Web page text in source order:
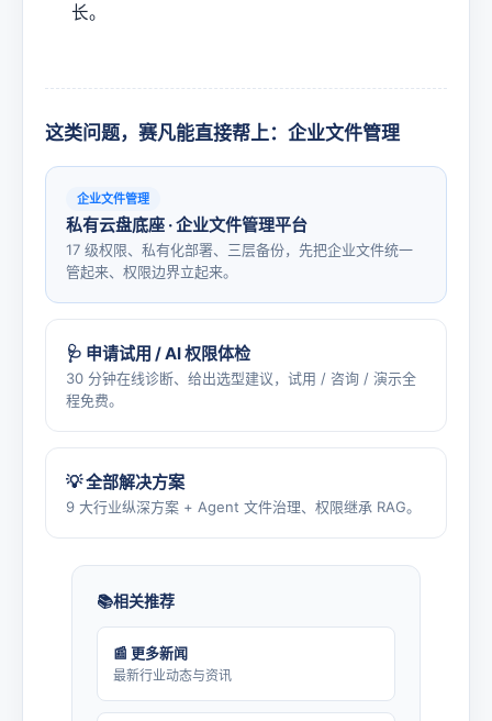
长。
这类问题，赛凡能直接帮上：企业文件管理
企业文件管理
私有云盘底座 · 企业文件管理平台
17 级权限、私有化部署、三层备份，先把企业文件统一
管起来、权限边界立起来。
🩺 申请试用 / AI 权限体检
30 分钟在线诊断、给出选型建议，试用 / 咨询 / 演示全
程免费。
💡 全部解决方案
9 大行业纵深方案 + Agent 文件治理、权限继承 RAG。
相关推荐
📰 更多新闻
最新行业动态与资讯